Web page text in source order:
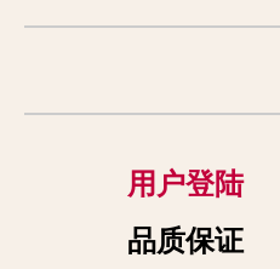
用户登陆
品质保证